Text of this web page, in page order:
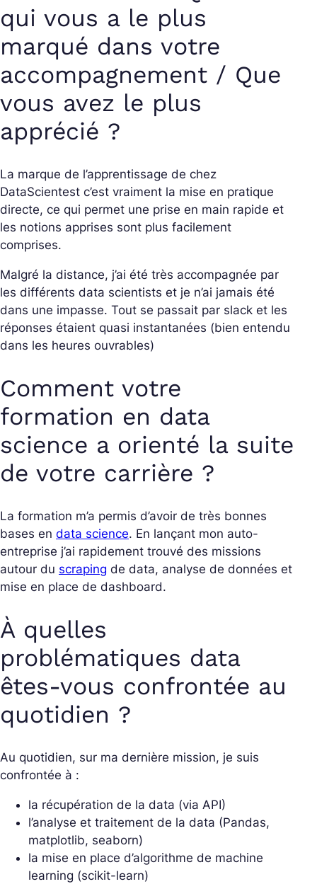
qui vous a le plus
marqué dans votre
accompagnement / Que
vous avez le plus
apprécié ?
La marque de l’apprentissage de chez
DataScientest c’est vraiment la mise en pratique
directe, ce qui permet une prise en main rapide et
les notions apprises sont plus facilement
comprises.
Malgré la distance, j’ai été très accompagnée par
les différents data scientists et je n’ai jamais été
dans une impasse. Tout se passait par slack et les
réponses étaient quasi instantanées (bien entendu
dans les heures ouvrables)
Comment votre
formation en data
science a orienté la suite
de votre carrière ?
La formation m’a permis d’avoir de très bonnes
bases en data science. En lançant mon auto-
entreprise j’ai rapidement trouvé des missions
autour du scraping de data, analyse de données et
mise en place de dashboard.
À quelles
problématiques data
êtes-vous confrontée au
quotidien ?
Au quotidien, sur ma dernière mission, je suis
confrontée à :
la récupération de la data (via API)
l’analyse et traitement de la data (Pandas,
matplotlib, seaborn)
la mise en place d’algorithme de machine
learning (scikit-learn)